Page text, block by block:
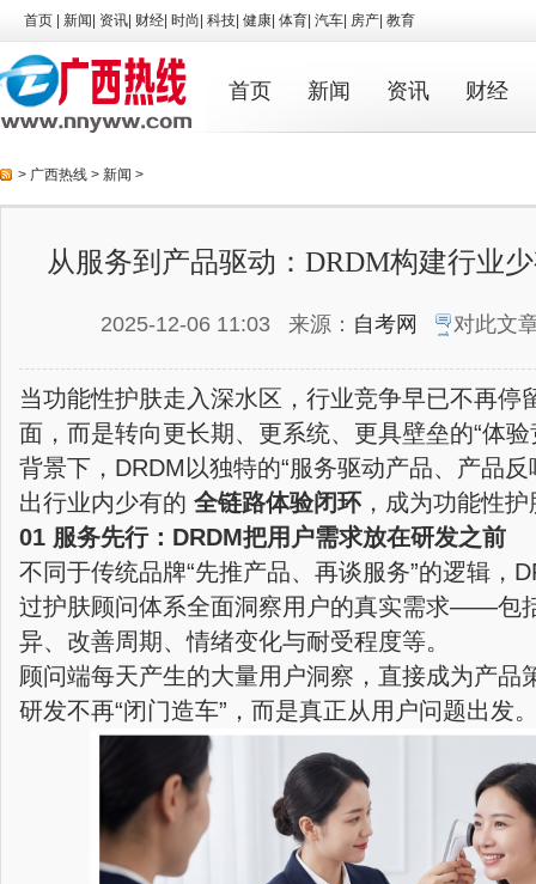
首页 新闻 资讯 财经 时尚 科技 健康 体育 汽车 房产 教育
首页 新闻 资讯 财经
> 广西热线 > 新闻 >
从服务到产品驱动：DRDM构建行业
2025-12-06 11:03 来源： 自考网 对此文
当功能性护肤走入深水区，行业竞争早已不再停
面，而是转向更长期、更系统、更具壁垒的“体
背景下，DRDM以独特的“服务驱动产品、产品
出行业内少有的 全链路体验闭环 ，成为功能性
01 服务先行：DRDM把用户需求放在研发之前
不同于传统品牌“先推产品、再谈服务”的逻辑，
过护肤顾问体系全面洞察用户的真实需求——包
异、改善周期、情绪变化与耐受程度等。
顾问端每天产生的大量用户洞察，直接成为产品
研发不再“闭门造车”，而是真正从用户问题出发